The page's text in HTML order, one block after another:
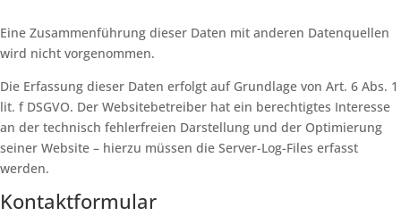
Eine Zusammenführung dieser Daten mit anderen Datenquellen
wird nicht vorgenommen.
Die Erfassung dieser Daten erfolgt auf Grundlage von Art. 6 Abs. 1
lit. f DSGVO. Der Websitebetreiber hat ein berechtigtes Interesse
an der technisch fehlerfreien Darstellung und der Optimierung
seiner Website – hierzu müssen die Server-Log-Files erfasst
werden.
Kontaktformular